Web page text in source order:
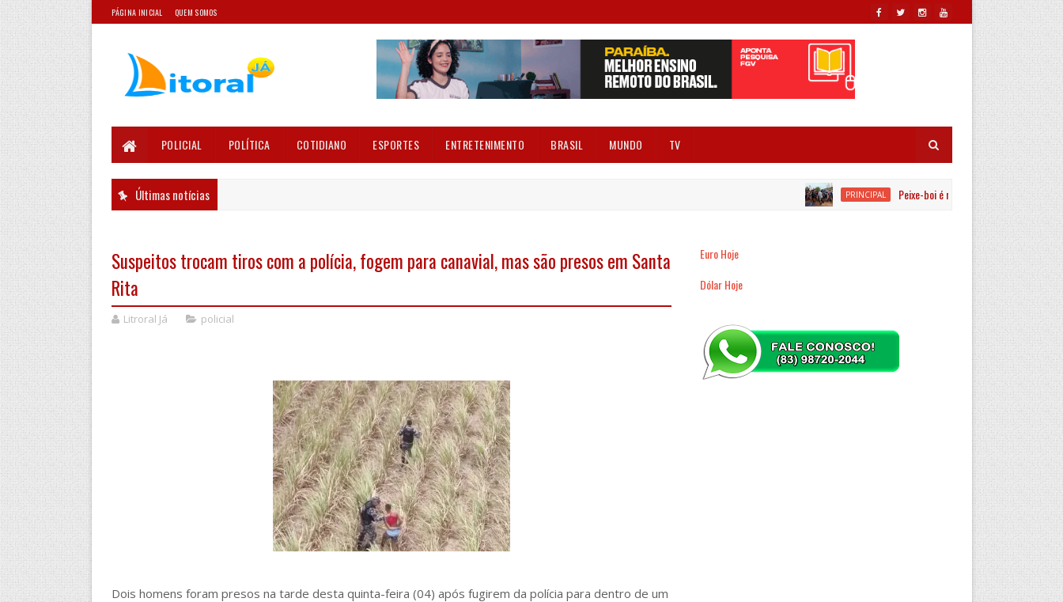
PÁGINA INICIAL QUEM SOMOS
POLICIAL POLÍTICA COTIDIANO ESPORTES ENTRETENIMENTO BRASIL MUNDO TV
Últimas notícias PRINCIPAL Peixe-boi é resgatado por equipes
Suspeitos trocam tiros com a polícia, fogem para canavial, mas são presos em Santa
Rita
Litroral Já policial
Dois homens foram presos na tarde desta quinta-feira (04) após fugirem da polícia para dentro de um
Euro Hoje
Dólar Hoje